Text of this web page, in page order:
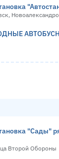
"Сады"
Второй Обороны